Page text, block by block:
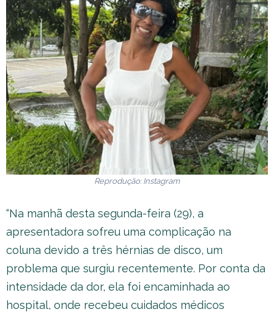
Reprodução: Instagram
“Na manhã desta segunda-feira (29), a
apresentadora sofreu uma complicação na
coluna devido a três hérnias de disco, um
problema que surgiu recentemente. Por conta da
intensidade da dor, ela foi encaminhada ao
hospital, onde recebeu cuidados médicos